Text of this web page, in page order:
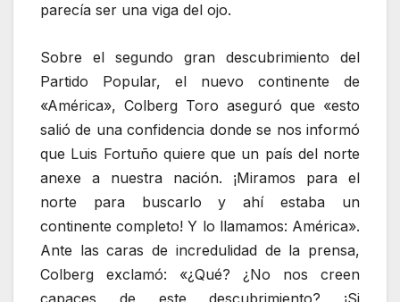
parecía ser una viga del ojo.
Sobre el segundo gran descubrimiento del
Partido Popular, el nuevo continente de
«América», Colberg Toro aseguró que «esto
salió de una confidencia donde se nos informó
que Luis Fortuño quiere que un país del norte
anexe a nuestra nación. ¡Miramos para el
norte para buscarlo y ahí estaba un
continente completo! Y lo llamamos: América».
Ante las caras de incredulidad de la prensa,
Colberg exclamó: «¿Qué? ¿No nos creen
capaces de este descubrimiento? ¡Si